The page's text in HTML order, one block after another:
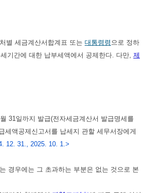
별 세금계산서합계표 또는 대통령령 으로 정하
기간에 대한 납부세액에서 공제한다. 다만, 제
31일까지 발급(전자세금계산서 발급명세를
세액공제신고서를 납세지 관할 세무서장에게
12. 31., 2025. 10. 1.>
경우에는 그 초과하는 부분은 없는 것으로 본